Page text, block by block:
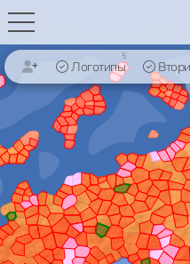
Логотипы
5